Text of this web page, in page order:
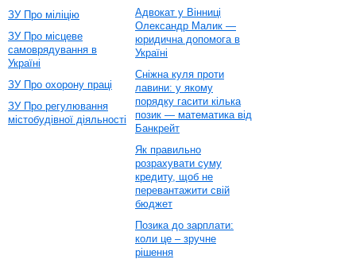
ЗУ Про міліцію
ЗУ Про місцеве
самоврядування в
Україні
ЗУ Про охорону праці
ЗУ Про регулювання
містобудівної діяльності
Адвокат у Вінниці
Олександр Малик —
юридична допомога в
Україні
Сніжна куля проти
лавини: у якому
порядку гасити кілька
позик — математика від
Банкрейт
Як правильно
розрахувати суму
кредиту, щоб не
перевантажити свій
бюджет
Позика до зарплати:
коли це – зручне
рішення